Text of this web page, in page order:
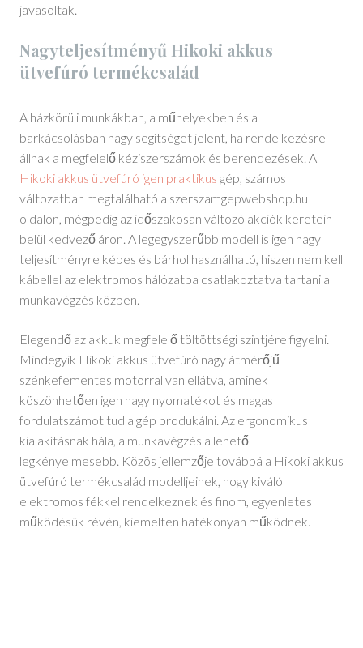
javasoltak.
Nagyteljesítményű Hikoki akkus
ütvefúró termékcsalád
A házkörüli munkákban, a műhelyekben és a
barkácsolásban nagy segítséget jelent, ha rendelkezésre
állnak a megfelelő kéziszerszámok és berendezések. A
Hikoki akkus ütvefúró igen praktikus gép, számos
változatban megtalálható a szerszamgepwebshop.hu
oldalon, mégpedig az időszakosan változó akciók keretein
belül kedvező áron. A legegyszerűbb modell is igen nagy
teljesítményre képes és bárhol használható, hiszen nem kell
kábellel az elektromos hálózatba csatlakoztatva tartani a
munkavégzés közben.
Elegendő az akkuk megfelelő töltöttségi szintjére figyelni.
Mindegyik Hikoki akkus ütvefúró nagy átmérőjű
szénkefementes motorral van ellátva, aminek
köszönhetően igen nagy nyomatékot és magas
fordulatszámot tud a gép produkálni. Az ergonomikus
kialakításnak hála, a munkavégzés a lehető
legkényelmesebb. Közös jellemzője továbbá a Hikoki akkus
ütvefúró termékcsalád modelljeinek, hogy kiváló
elektromos fékkel rendelkeznek és finom, egyenletes
működésük révén, kiemelten hatékonyan működnek.